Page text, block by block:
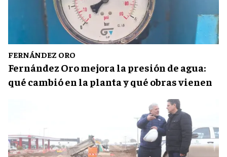
FERNÁNDEZ ORO
Fernández Oro mejora la presión de agua:
qué cambió en la planta y qué obras vienen